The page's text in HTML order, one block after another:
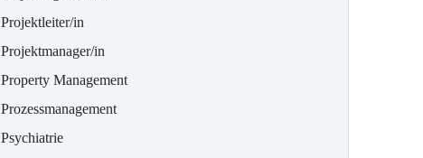
Projektleiter/in
Projektmanager/in
Property Management
Prozessmanagement
Psychiatrie